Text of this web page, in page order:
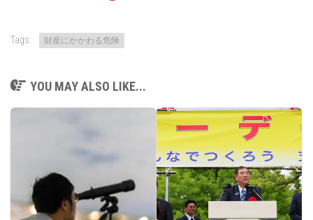
Tags: 財産にかかわる危険
YOU MAY ALSO LIKE...